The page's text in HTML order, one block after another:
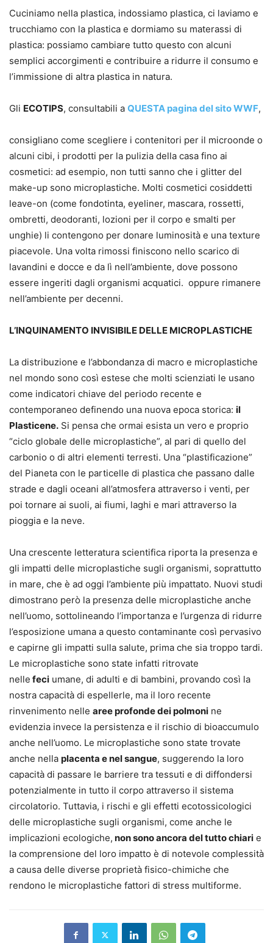
Cuciniamo nella plastica, indossiamo plastica, ci laviamo e
trucchiamo con la plastica e dormiamo su materassi di
plastica: possiamo cambiare tutto questo con alcuni
semplici accorgimenti e contribuire a ridurre il consumo e
l’immissione di altra plastica in natura.
Gli ECOTIPS, consultabili a QUESTA pagina del sito WWF,
consigliano come scegliere i contenitori per il microonde o
alcuni cibi, i prodotti per la pulizia della casa fino ai
cosmetici: ad esempio, non tutti sanno che i glitter del
make-up sono microplastiche. Molti cosmetici cosiddetti
leave-on (come fondotinta, eyeliner, mascara, rossetti,
ombretti, deodoranti, lozioni per il corpo e smalti per
unghie) li contengono per donare luminosità e una texture
piacevole. Una volta rimossi finiscono nello scarico di
lavandini e docce e da lì nell’ambiente, dove possono
essere ingeriti dagli organismi acquatici. oppure rimanere
nell’ambiente per decenni.
L’INQUINAMENTO INVISIBILE DELLE MICROPLASTICHE
La distribuzione e l’abbondanza di macro e microplastiche
nel mondo sono così estese che molti scienziati le usano
come indicatori chiave del periodo recente e
contemporaneo definendo una nuova epoca storica: il
Plasticene. Si pensa che ormai esista un vero e proprio
“ciclo globale delle microplastiche”, al pari di quello del
carbonio o di altri elementi terresti. Una “plastificazione”
del Pianeta con le particelle di plastica che passano dalle
strade e dagli oceani all’atmosfera attraverso i venti, per
poi tornare ai suoli, ai fiumi, laghi e mari attraverso la
pioggia e la neve.
Una crescente letteratura scientifica riporta la presenza e
gli impatti delle microplastiche sugli organismi, soprattutto
in mare, che è ad oggi l’ambiente più impattato. Nuovi studi
dimostrano però la presenza delle microplastiche anche
nell’uomo, sottolineando l’importanza e l’urgenza di ridurre
l’esposizione umana a questo contaminante così pervasivo
e capirne gli impatti sulla salute, prima che sia troppo tardi.
Le microplastiche sono state infatti ritrovate
nelle feci umane, di adulti e di bambini, provando così la
nostra capacità di espellerle, ma il loro recente
rinvenimento nelle aree profonde dei polmoni ne
evidenzia invece la persistenza e il rischio di bioaccumulo
anche nell’uomo. Le microplastiche sono state trovate
anche nella placenta e nel sangue, suggerendo la loro
capacità di passare le barriere tra tessuti e di diffondersi
potenzialmente in tutto il corpo attraverso il sistema
circolatorio. Tuttavia, i rischi e gli effetti ecotossicologici
delle microplastiche sugli organismi, come anche le
implicazioni ecologiche, non sono ancora del tutto chiari e
la comprensione del loro impatto è di notevole complessità
a causa delle diverse proprietà fisico-chimiche che
rendono le microplastiche fattori di stress multiforme.